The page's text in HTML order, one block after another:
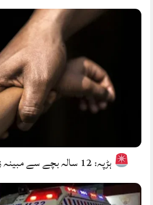
ہڑپہ: 12 سالہ بچے سے مبینہ زیادتی، 3 ملزمان گرفتار.